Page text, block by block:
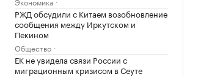
РЖД обсудили с Китаем возобновление
сообщения между Иркутском и
Пекином
Общество
ЕК не увидела связи России с
миграционным кризисом в Сеуте